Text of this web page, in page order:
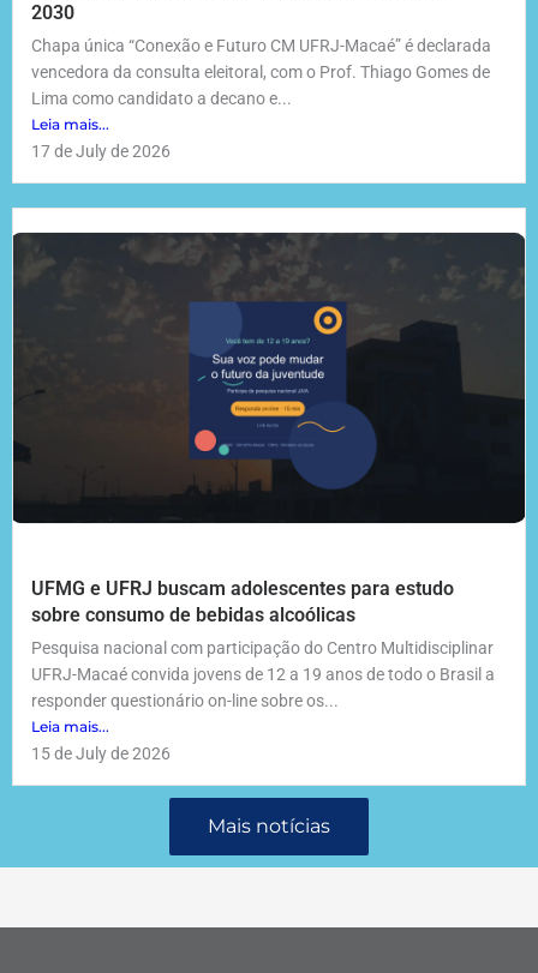
2030
Chapa única “Conexão e Futuro CM UFRJ-Macaé” é declarada
vencedora da consulta eleitoral, com o Prof. Thiago Gomes de
Lima como candidato a decano e...
Leia mais...
17 de July de 2026
UFMG e UFRJ buscam adolescentes para estudo
sobre consumo de bebidas alcoólicas
Pesquisa nacional com participação do Centro Multidisciplinar
UFRJ-Macaé convida jovens de 12 a 19 anos de todo o Brasil a
responder questionário on-line sobre os...
Leia mais...
15 de July de 2026
Mais notícias